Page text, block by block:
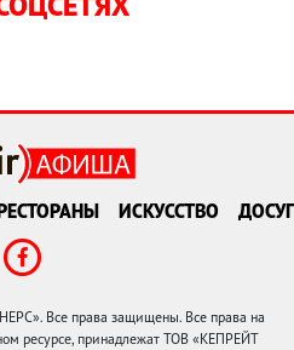
ИСКУССТВО ДОСУГ
Все права защищены. Все права на
ресурсе, принадлежат ТОВ «КЕПРЕЙТ